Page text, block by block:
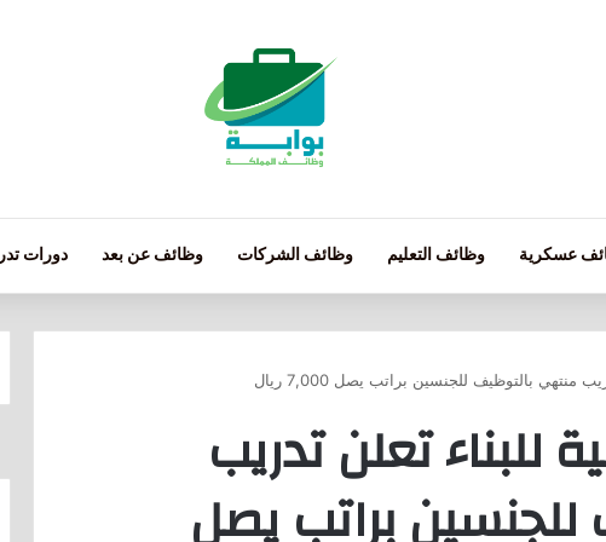
عسكرية وظائف التعليم وظائف الشركات وظائف عن بعد دورات
منتهي بالتوظيف للجنسين براتب يصل 7,000 ريال
للبناء تعلن تدريب
براتب يصل